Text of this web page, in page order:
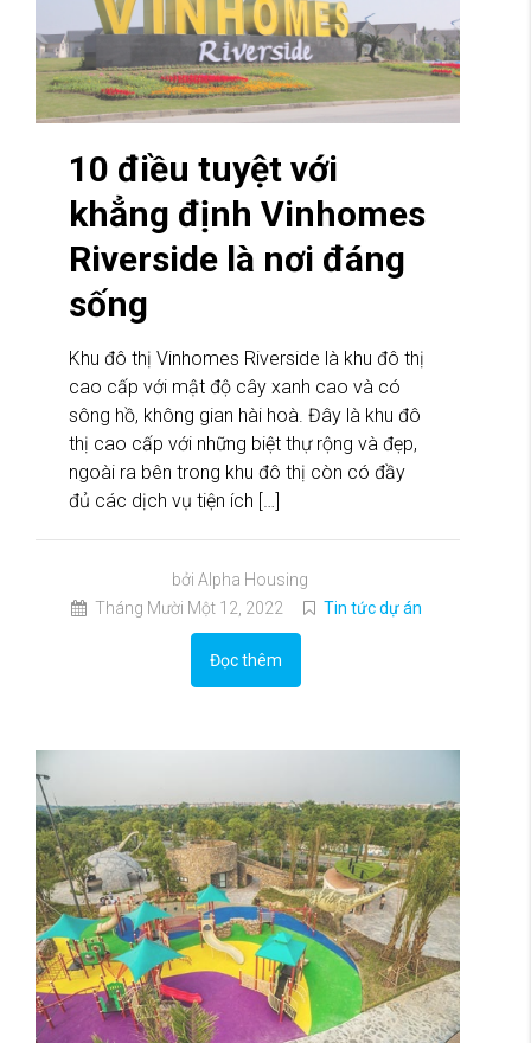
10 điều tuyệt với
khẳng định Vinhomes
Riverside là nơi đáng
sống
Khu đô thị Vinhomes Riverside là khu đô thị
cao cấp với mật độ cây xanh cao và có
sông hồ, không gian hài hoà. Đây là khu đô
thị cao cấp với những biệt thự rộng và đẹp,
ngoài ra bên trong khu đô thị còn có đầy
đủ các dịch vụ tiện ích […]
bởi Alpha Housing
Tháng Mười Một 12, 2022
Tin tức dự án
Đọc thêm